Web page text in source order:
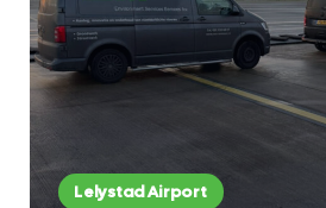
Lelystad Airport